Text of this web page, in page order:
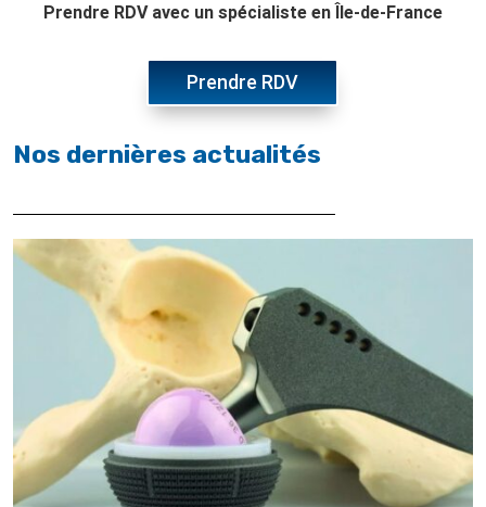
Prendre RDV avec un spécialiste en Île-de-France
Prendre RDV
Nos dernières actualités